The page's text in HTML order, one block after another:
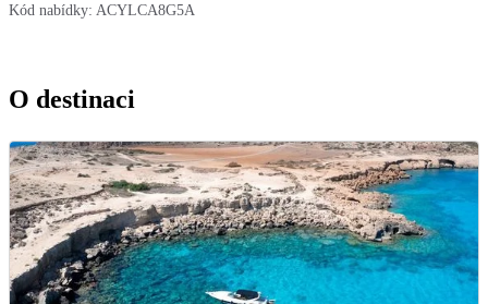
Kód nabídky: ACYLCA8G5A
O destinaci